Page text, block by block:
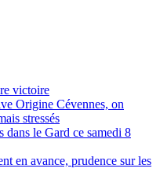
victoire
Origine Cévennes, on
stressés
le Gard ce samedi 8
en avance, prudence sur les